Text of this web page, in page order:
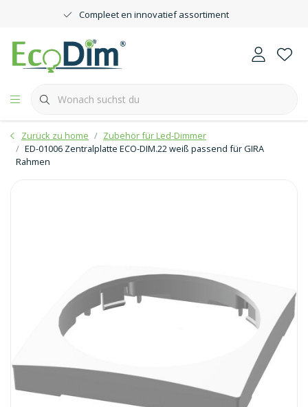
Compleet en innovatief assortiment
Zurück zu home
Zubehör für Led-Dimmer
ED-01006 Zentralplatte ECO-DIM.22 weiß passend für GIRA
Rahmen